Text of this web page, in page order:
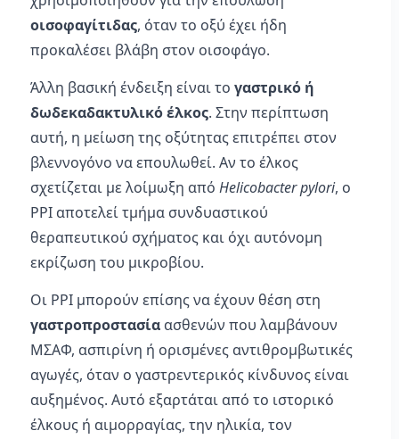
οισοφαγίτιδας, όταν το οξύ έχει ήδη
προκαλέσει βλάβη στον οισοφάγο.
Άλλη βασική ένδειξη είναι το γαστρικό ή
δωδεκαδακτυλικό έλκος. Στην περίπτωση
αυτή, η μείωση της οξύτητας επιτρέπει στον
βλεννογόνο να επουλωθεί. Αν το έλκος
σχετίζεται με λοίμωξη από Helicobacter pylori, ο
PPI αποτελεί τμήμα συνδυαστικού
θεραπευτικού σχήματος και όχι αυτόνομη
εκρίζωση του μικροβίου.
Οι PPI μπορούν επίσης να έχουν θέση στη
γαστροπροστασία ασθενών που λαμβάνουν
ΜΣΑΦ, ασπιρίνη ή ορισμένες αντιθρομβωτικές
αγωγές, όταν ο γαστρεντερικός κίνδυνος είναι
αυξημένος. Αυτό εξαρτάται από το ιστορικό
έλκους ή αιμορραγίας, την ηλικία, τον